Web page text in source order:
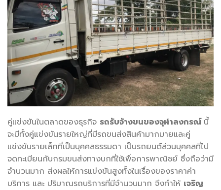
คู่แข่งขันในตลาดของธุรกิจ รถรับจ้างขนของจุฬาลงกรณ์ นี้
จะมีทั้งคู่แข่งขันรายใหญ่ที่มีรถขนส่งสินค้ามากมายและคู่
แข่งขันรายเล็กที่เป็นบุคคลธรรมดา เป็นรถยนต์ส่วนบุคคลที่ไป
จดทะเบียนกับกรมขนส่งทางบกที่ใช้เพื่อการพาณิชย์ ซึ่งถือว่ามี
จำนวนมาก ส่งผลให้การแข่งขันสูงทั้งในเรื่องของราคาค่า
บริการ และ ปริมาณรถบริการที่มีจำนวนมาก จึงทำให้ เจริญ